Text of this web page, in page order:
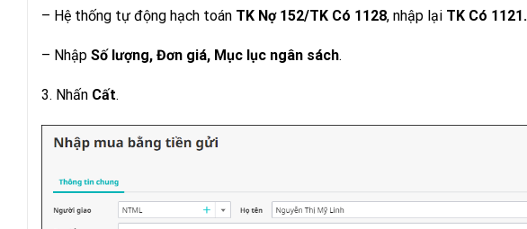
– Hệ thống tự động hạch toán TK Nợ 152/TK Có 1128, nhập lại TK Có 1121.
– Nhập Số lượng, Đơn giá, Mục lục ngân sách.
3. Nhấn Cất.